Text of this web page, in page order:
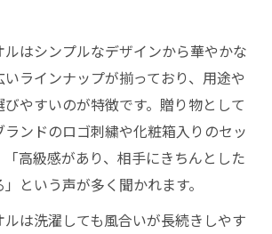
はシンプルなデザインから華やかな
ラインナップが揃っており、用途や
やすいのが特徴です。贈り物として
ンドのロゴ刺繍や化粧箱入りのセッ
「高級感があり、相手にきちんとした
という声が多く聞かれます。
は洗濯しても風合いが長続きしやす